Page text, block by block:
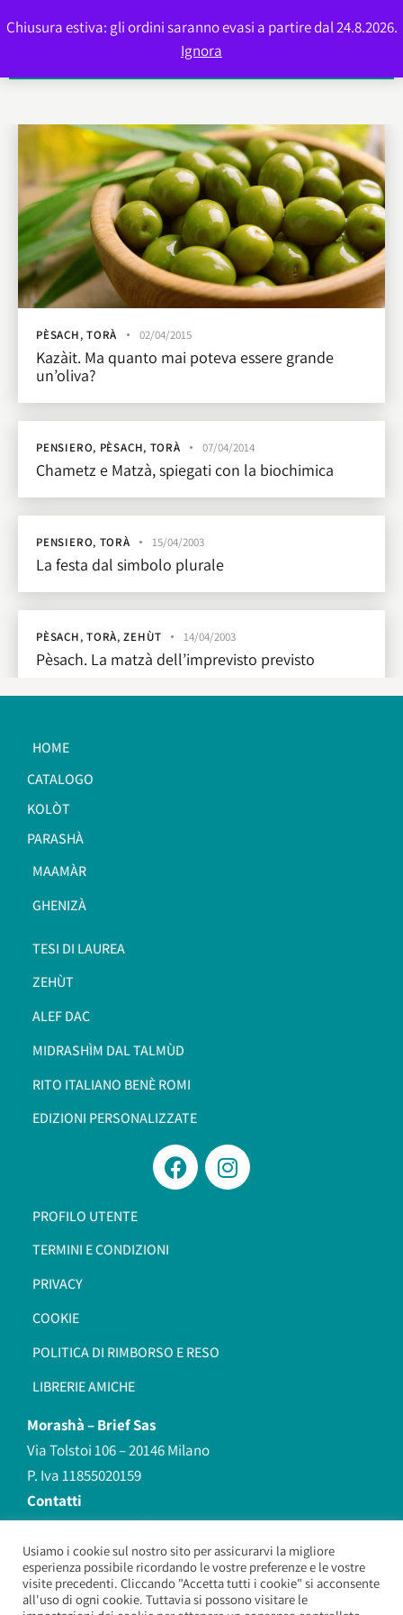
PÈSACH,TORÀ 02/04/2015
Kazàit. Ma quanto mai poteva essere grande
un’oliva?
PENSIERO, PÈSACH, TORÀ 07/04/2014
Chametz e Matzà, spiegati con la biochimica
PENSIERO, TORÀ 15/04/2003
La festa dal simbolo plurale
PÈSACH,TORÀ,ZEHÙT 14/04/2003
Pèsach. La matzà dell’imprevisto previsto
HOME
CATALOGO
KOLÒT
PARASHÀ
MAAMÀR
GHENIZÀ
TESI DI LAUREA
ZEHÙT
ALEF DAC
MIDRASHÌM DAL TALMÙD
RITO ITALIANO BENÈ ROMI​
EDIZIONI PERSONALIZZATE
PROFILO UTENTE
TERMINI E CONDIZIONI
PRIVACY
COOKIE
POLITICA DI RIMBORSO E RESO
LIBRERIE AMICHE
Morashà –Brief Sas
Via Tolstoi 106 – 20146 Milano
P. Iva 11855020159
Contatti
redazione@morasha.it
339 8596707
(anche Whatsapp)
Usiamo i cookie sul nostro sito per assicurarvi la migliore
esperienza possibile ricordando le vostre preferenze e le vostre
visite precedenti. Cliccando "Accetta tutti i cookie" si acconsente
all'uso di ogni cookie. Tuttavia si possono visitare le
Chiusura estiva: gli ordini saranno evasi a partire dal 24.8.2026.
Ignora